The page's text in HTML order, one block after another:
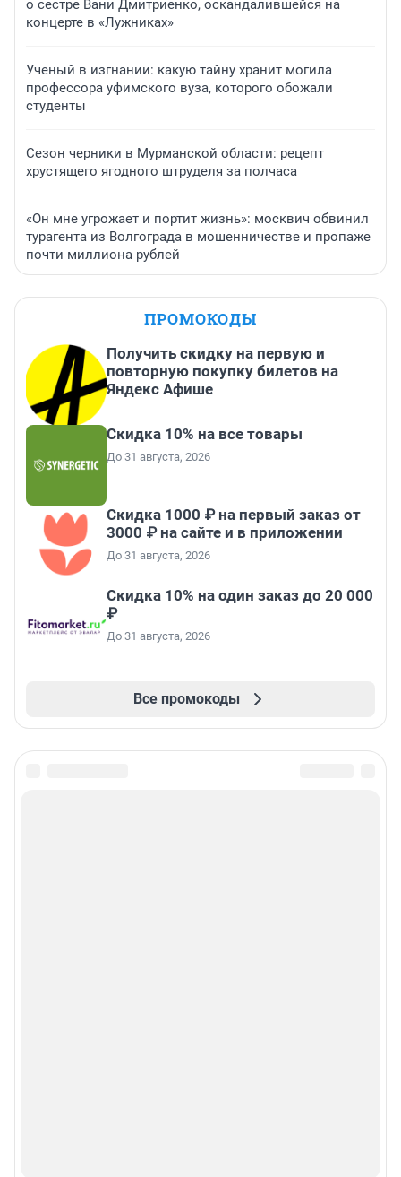
о сестре Вани Дмитриенко, оскандалившейся на
концерте в «Лужниках»
Ученый в изгнании: какую тайну хранит могила
профессора уфимского вуза, которого обожали
студенты
Сезон черники в Мурманской области: рецепт
хрустящего ягодного штруделя за полчаса
«Он мне угрожает и портит жизнь»: москвич обвинил
турагента из Волгограда в мошенничестве и пропаже
почти миллиона рублей
ПРОМОКОДЫ
Получить скидку на первую и
повторную покупку билетов на
Яндекс Афише
Скидка 10% на все товары
До 31 августа, 2026
Скидка 1000 ₽ на первый заказ от
3000 ₽ на сайте и в приложении
До 31 августа, 2026
Скидка 10% на один заказ до 20 000
₽
До 31 августа, 2026
Все промокоды